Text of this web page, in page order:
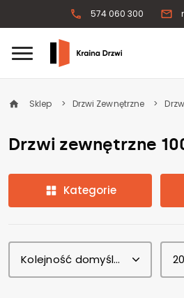
574 060 300
Sklep Drzwi Zewnętrzne
Drzwi zewnętrzne
Kategorie
Kolejność domyślna